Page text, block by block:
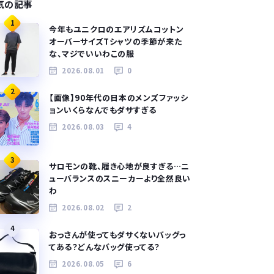
の記事
1
今年もユニクロのエアリズムコットン
オーバーサイズTシャツの季節が来た
な、マジでいいわこの服
2026.08.01 0
2
【画像】90年代の日本のメンズファッシ
ョンいくらなんでもダサすぎる
2026.08.03 4
3
サロモンの靴、履き心地が良すぎる…ニ
ューバランスのスニーカーより全然良い
わ
2026.08.02 2
4
おっさんが使ってもダサくないバッグっ
てある？どんなバッグ使ってる？
2026.08.05 6